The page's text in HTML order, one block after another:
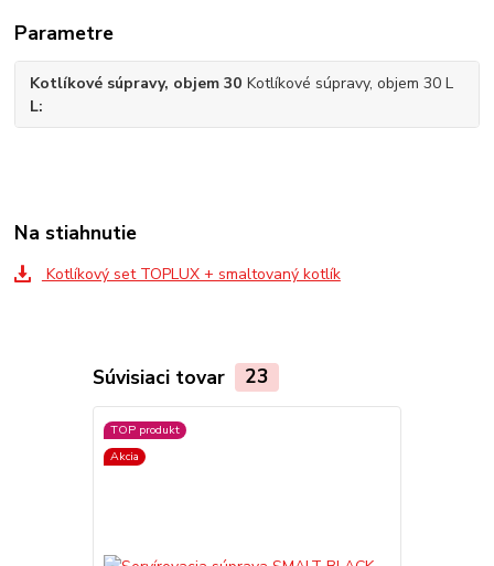
Parametre
Kotlíkové súpravy, objem 30
L
Kotlíkové súpravy, objem 30 L
Na stiahnutie
Kotlíkový set TOPLUX + smaltovaný kotlík
Súvisiaci tovar 23
TOP produkt
Akcia